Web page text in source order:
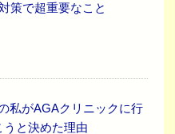
策で超重要なこと
私がAGAクリニックに行
うと決めた理由